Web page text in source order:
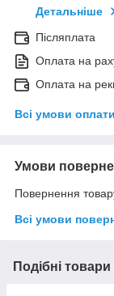
Детальніше
Післяплата
Оплата на
Оплата на
Всі умови оплати
Умови
Повернення
Всі умови
Подібні товари